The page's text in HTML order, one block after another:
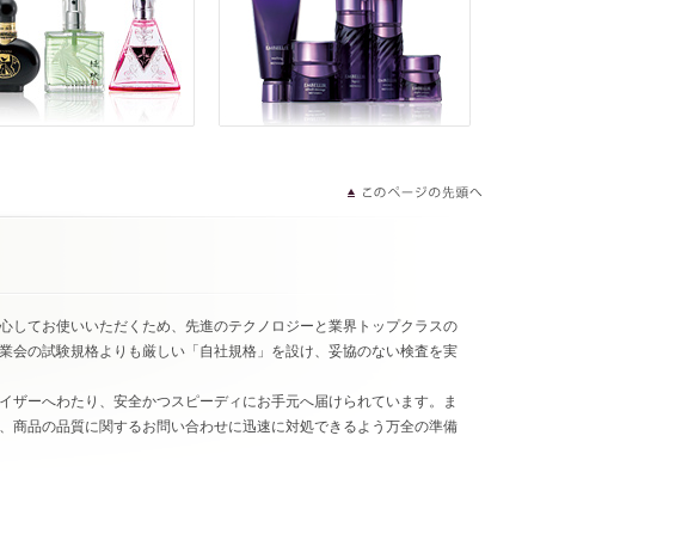
してお使いいただくため、先進のテクノロジーと業界トップクラスの
会の試験規格よりも厳しい「自社規格」を設け、妥協のない検査を実
ザーへわたり、安全かつスピーディにお手元へ届けられています。ま
商品の品質に関するお問い合わせに迅速に対処できるよう万全の準備